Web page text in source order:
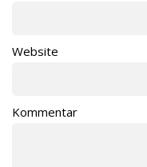
Website
Kommentar